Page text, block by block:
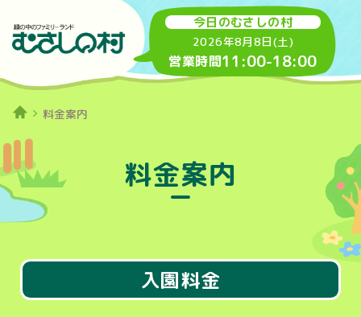
今日のむさしの村
2026年8月8日(土)
営業時間11:00-18:00
料金案内
料金案内
入園料金